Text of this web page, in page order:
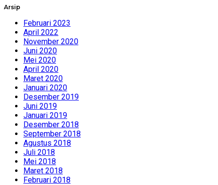
Arsip
Februari 2023
April 2022
November 2020
Juni 2020
Mei 2020
April 2020
Maret 2020
Januari 2020
Desember 2019
Juni 2019
Januari 2019
Desember 2018
September 2018
Agustus 2018
Juli 2018
Mei 2018
Maret 2018
Februari 2018